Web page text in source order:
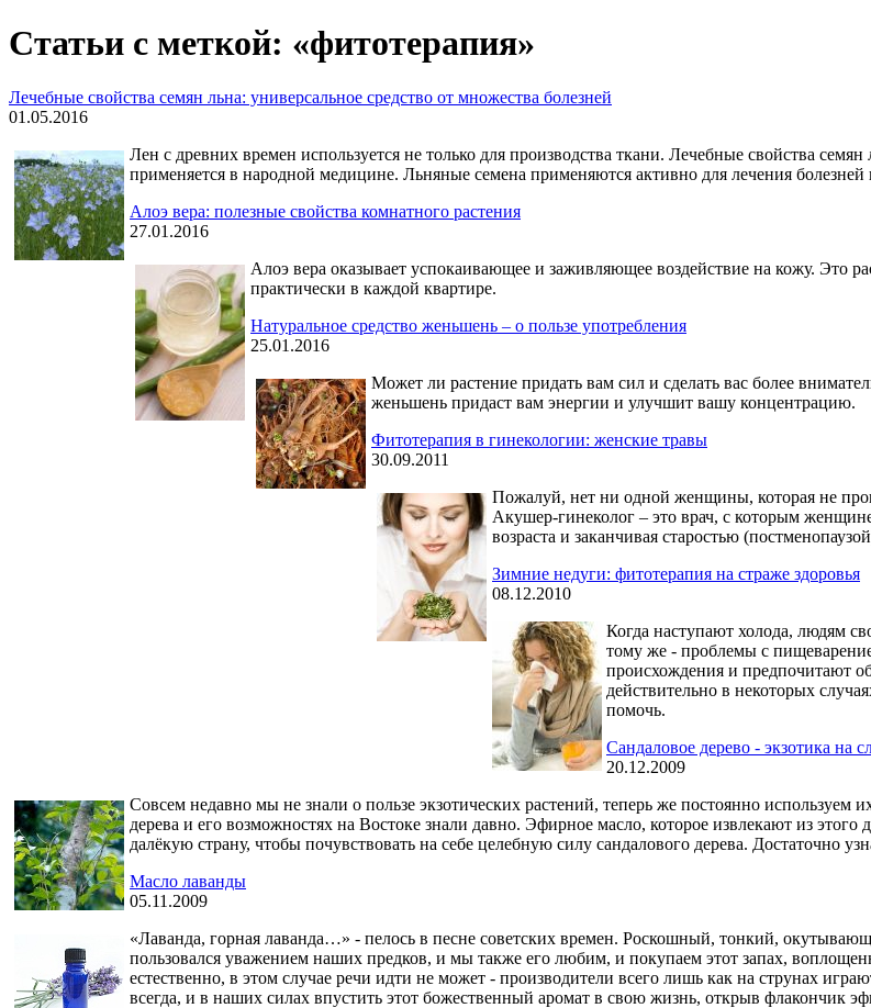
Статьи с меткой: «фитотерапия»
Лечебные свойства семян льна: универсальное средство от множества болезней
01.05.2016
Лен с древних времен используется не только для производства ткани. Лечебные свойства
применяется в народной медицине. Льняные семена применяются активно для лечения болезней
Алоэ вера: полезные свойства комнатного растения
27.01.2016
Алоэ вера оказывает успокаивающее и заживляющее воздействие на кожу. Это
практически в каждой квартире.
Натуральное средство женьшень – о пользе употребления
25.01.2016
Может ли растение придать вам сил и сделать вас более
женьшень придаст вам энергии и улучшит вашу концентрацию.
Фитотерапия в гинекологии: женские травы
30.09.2011
Пожалуй, нет ни одной женщины, которая не
Акушер-гинеколог – это врач, с которым
возраста и заканчивая старостью
Зимние недуги: фитотерапия на страже здоровья
08.12.2010
Когда наступают холода, людям
тому же - проблемы с
происхождения и предпочитают
действительно в некоторых
помочь.
Сандаловое дерево - экзотика на
20.12.2009
Совсем недавно мы не знали о пользе экзотических растений, теперь же постоянно
дерева и его возможностях на Востоке знали давно. Эфирное масло, которое извлекают из этого
далёкую страну, чтобы почувствовать на себе целебную силу сандалового дерева. Достаточно
Масло лаванды
05.11.2009
«Лаванда, горная лаванда…» - пелось в песне советских времен. Роскошный, тонкий,
пользовался уважением наших предков, и мы также его любим, и покупаем этот запах,
естественно, в этом случае речи идти не может - производители всего лишь как на струнах
всегда, и в наших силах впустить этот божественный аромат в свою жизнь, открыв флакончик